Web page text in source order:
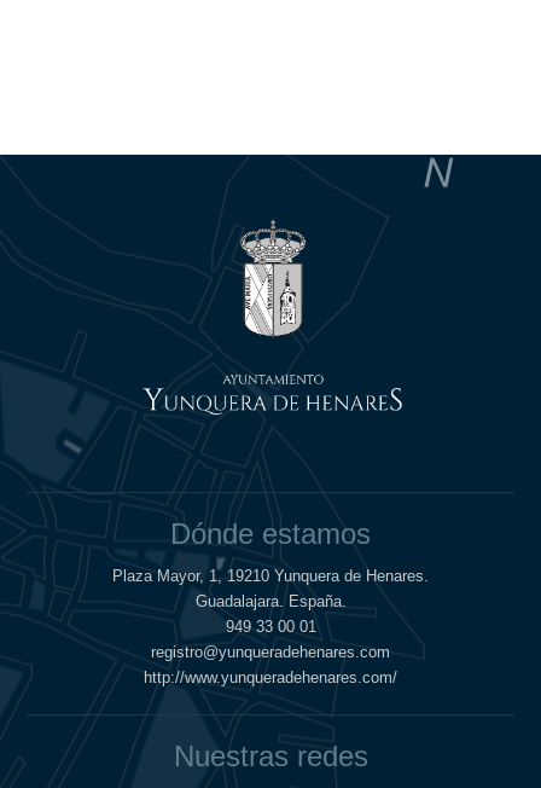
Dónde estamos
Plaza Mayor, 1, 19210 Yunquera de Henares.
Guadalajara. España.
949 33 00 01
registro@yunqueradehenares.com
http://www.yunqueradehenares.com/
Nuestras redes